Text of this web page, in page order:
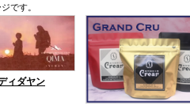
です。
ィダヤン